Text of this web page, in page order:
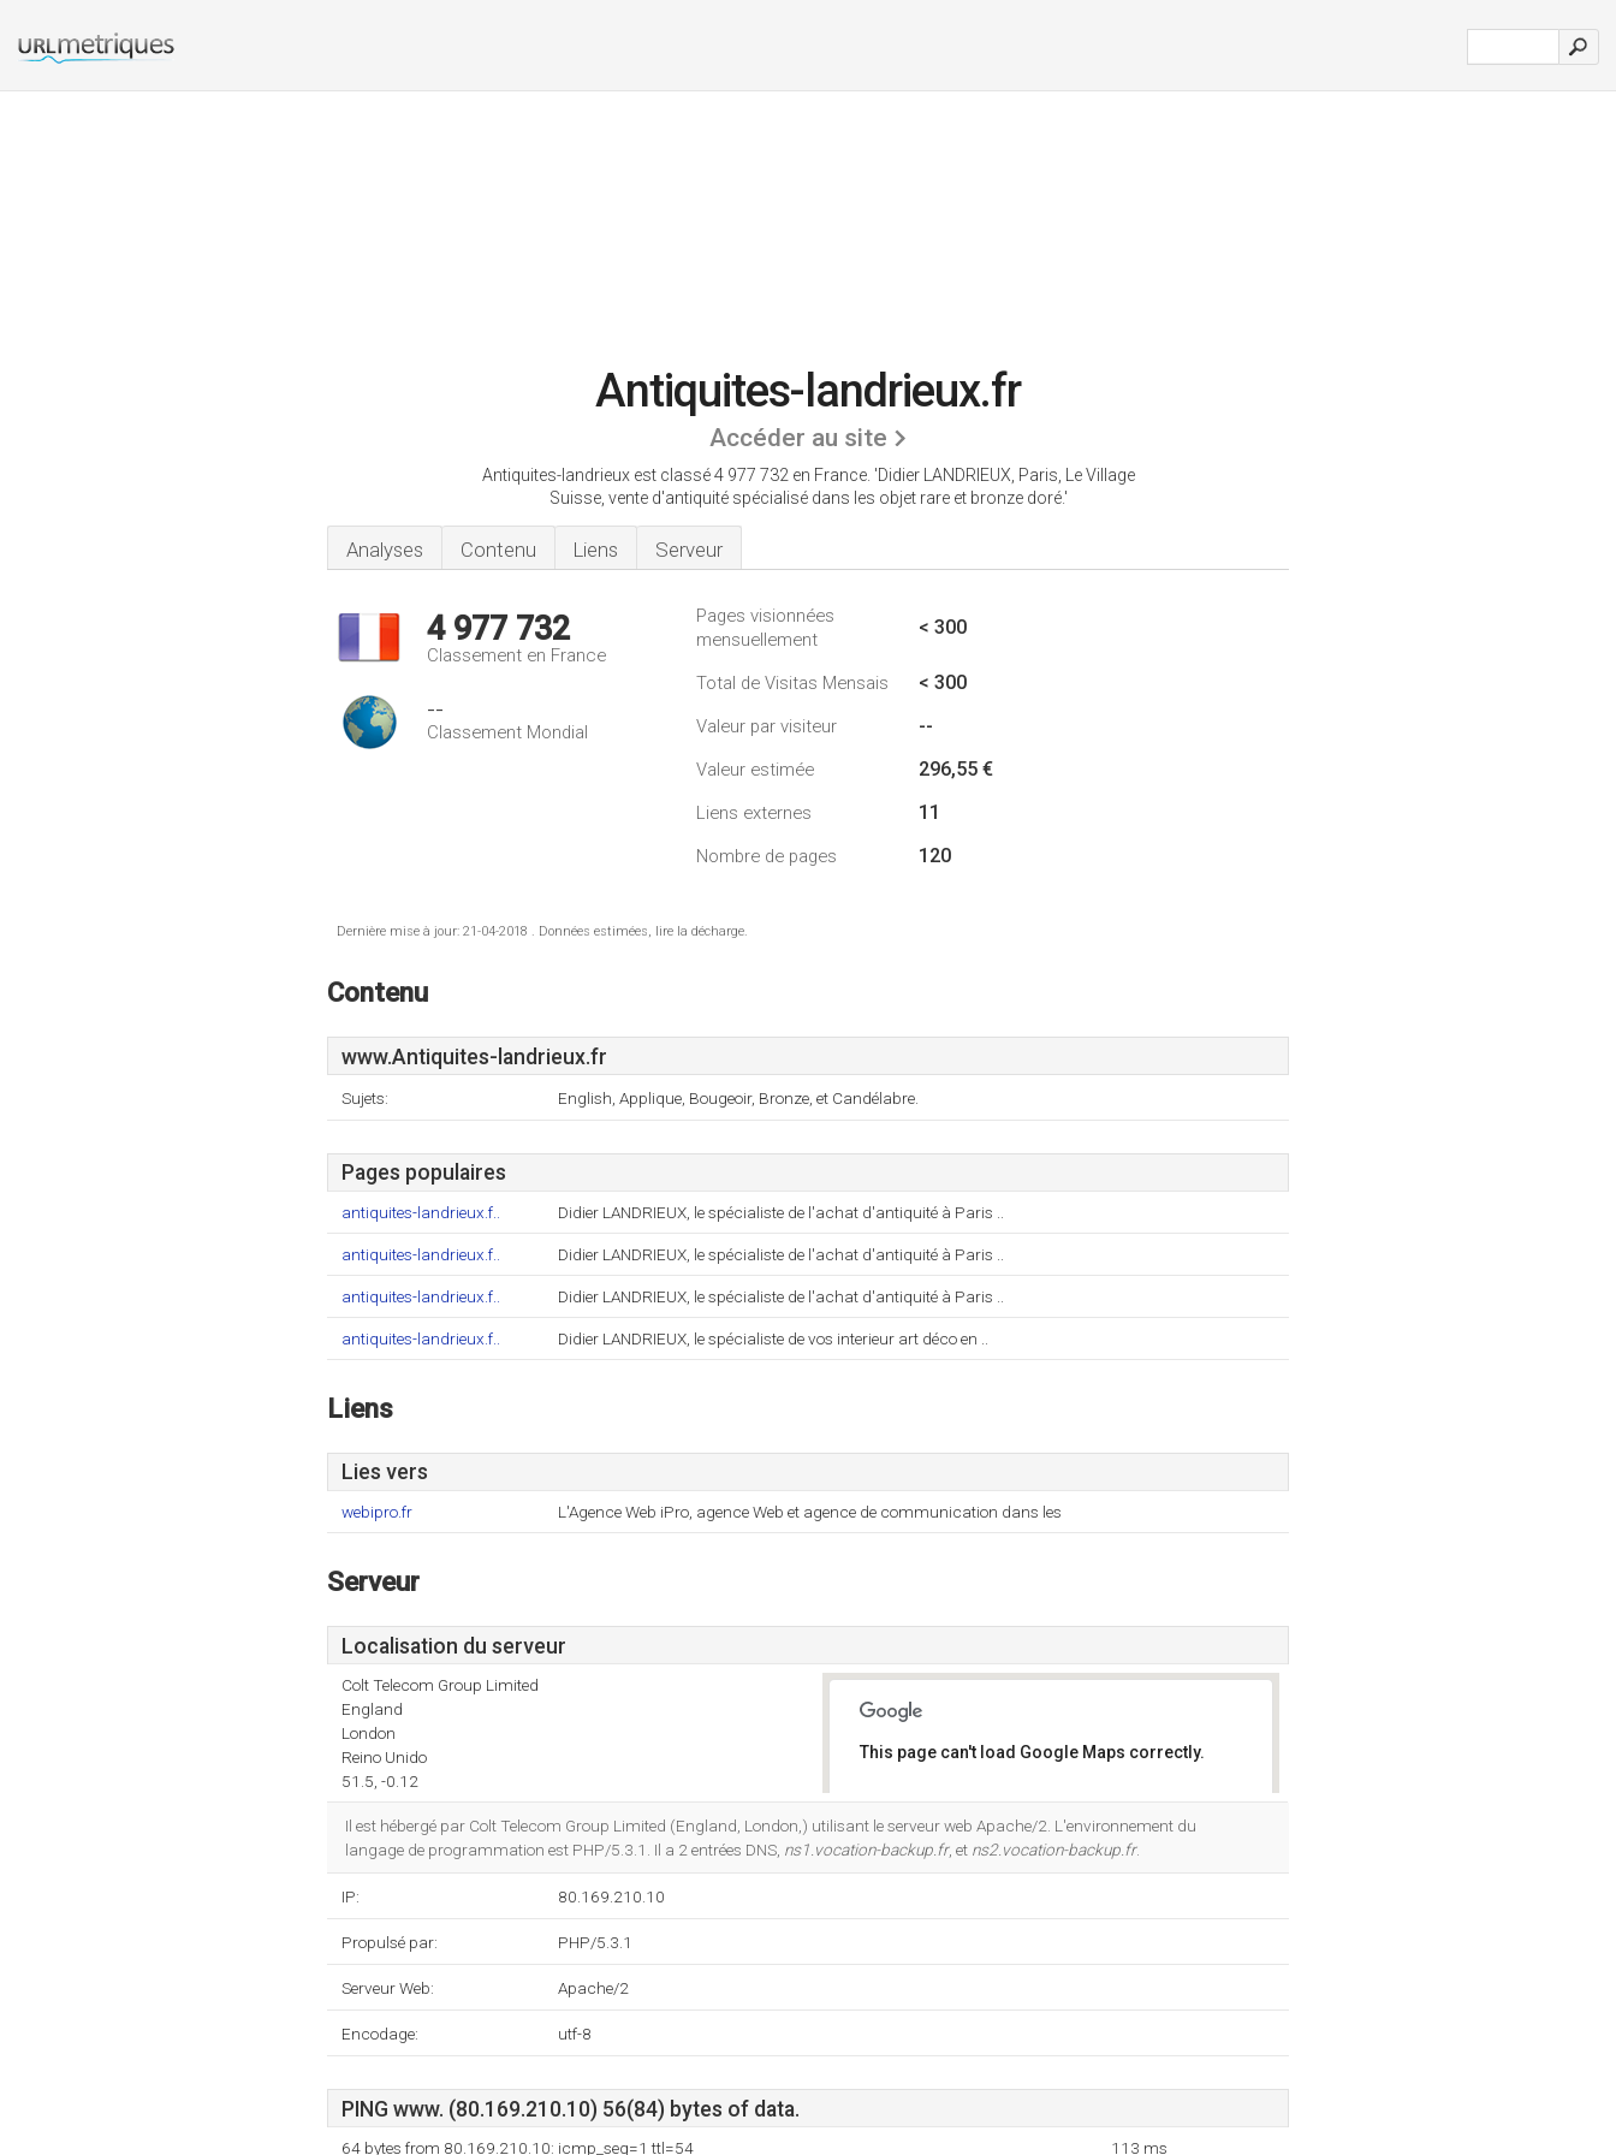
Antiquites-landrieux.fr
Accéder au site
Antiquites-landrieux est classé 4 977 732 en France. 'Didier LANDRIEUX, Paris, Le Village
Suisse, vente d'antiquité spécialisé dans les objet rare et bronze doré.'
Analyses Contenu Liens Serveur
4 977 732
Classement en France
--
Classement Mondial
Pages visionnées
mensuellement
< 300
Total de Visitas Mensais < 300
Valeur par visiteur --
Valeur estimée 296,55 €
Liens externes 11
Nombre de pages 120
Dernière mise à jour: 21-04-2018 . Données estimées, lire la décharge.
Contenu
www.Antiquites-landrieux.fr
Sujets: English, Applique, Bougeoir, Bronze, et Candélabre.
Pages populaires
antiquites-landrieux.f.. Didier LANDRIEUX, le spécialiste de l'achat d'antiquité à Paris ..
antiquites-landrieux.f.. Didier LANDRIEUX, le spécialiste de l'achat d'antiquité à Paris ..
antiquites-landrieux.f.. Didier LANDRIEUX, le spécialiste de l'achat d'antiquité à Paris ..
antiquites-landrieux.f.. Didier LANDRIEUX, le spécialiste de vos interieur art déco en ..
Liens
Lies vers
webipro.fr L'Agence Web iPro, agence Web et agence de communication dans les
Serveur
Localisation du serveur
Colt Telecom Group Limited
England
London
Reino Unido
51.5, -0.12
This page can't load Google Maps correctly.
Il est hébergé par Colt Telecom Group Limited (England, London,) utilisant le serveur web Apache/2. L'environnement du
langage de programmation est PHP/5.3.1. Il a 2 entrées DNS, ns1.vocation-backup.fr, et ns2.vocation-backup.fr.
IP: 80.169.210.10
Propulsé par: PHP/5.3.1
Serveur Web: Apache/2
Encodage: utf-8
PING www. (80.169.210.10) 56(84) bytes of data.
64 bytes from 80.169.210.10: icmp_seq=1 ttl=54 113 ms